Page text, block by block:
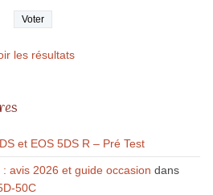
les résultats
et EOS 5DS R – Pré Test
avis 2026 et guide occasion dans
50C